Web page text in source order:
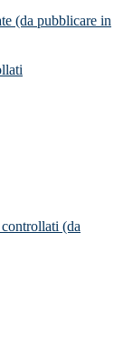
(da pubblicare in
(da